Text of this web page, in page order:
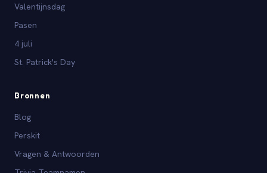
Valentijnsdag
Pasen
4 juli
St. Patrick's Day
Bronnen
Blog
Perskit
Vragen & Antwoorden